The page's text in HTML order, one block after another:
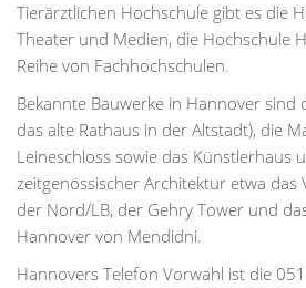
Tierärztlichen Hochschule gibt es die
Theater und Medien, die Hochschule
Reihe von Fachhochschulen.
Bekannte Bauwerke in Hannover sind
das alte Rathaus in der Altstadt), die
Leineschloss sowie das Künstlerhaus
zeitgenössischer Architektur etwa das
der Nord/LB, der Gehry Tower und
Hannover von Mendidni.
Hannovers Telefon Vorwahl ist die